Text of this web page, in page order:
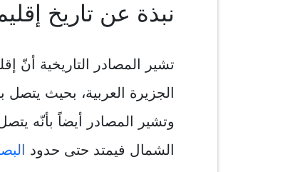
نبذة عن تاريخ
تشير المصادر التاريخية أنّ
الجزيرة العربية، بحيث يتصل
وتشير المصادر أيضاً بأنّه
الشمال فيمتد حتى حدود